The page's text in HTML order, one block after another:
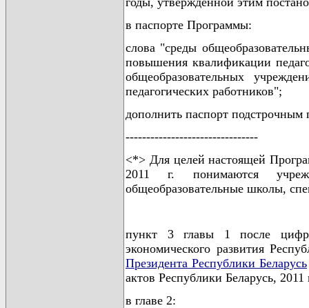
в паспорте Программы:
слова "среды
повышения квалификации
общеобразовательных
педагогических работников";
дополнить паспорт
--------------------------------
<*> Для целей настоящей
2011 г. понимаются
общеобразовательные школы,
пункт 3 главы 1 после цифр
экономического развития
Президента Республики Беларусь
актов Республики Беларусь,
в главе 2: